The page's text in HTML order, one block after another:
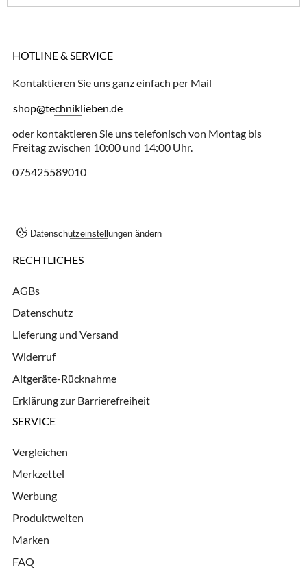
HOTLINE & SERVICE
Kontaktieren Sie uns ganz einfach per Mail
shop@techniklieben.de
oder kontaktieren Sie uns telefonisch von Montag bis
Freitag zwischen 10:00 und 14:00 Uhr.
075425589010
Datenschutzeinstellungen ändern
RECHTLICHES
AGBs
Datenschutz
Lieferung und Versand
Widerruf
Altgeräte-Rücknahme
Erklärung zur Barrierefreiheit
SERVICE
Vergleichen
Merkzettel
Werbung
Produktwelten
Marken
FAQ